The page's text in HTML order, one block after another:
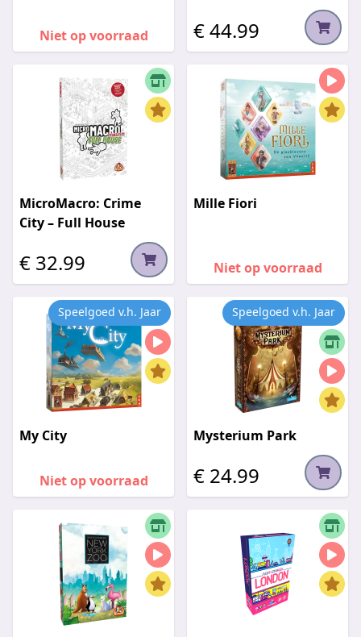
Niet op voorraad € 44.99
MicroMacro: Crime
City – Full House
€ 32.99
Mille Fiori
Niet op voorraad
Speelgoed v.h. Jaar
My City
Niet op voorraad
Speelgoed v.h. Jaar
Mysterium Park
€ 24.99